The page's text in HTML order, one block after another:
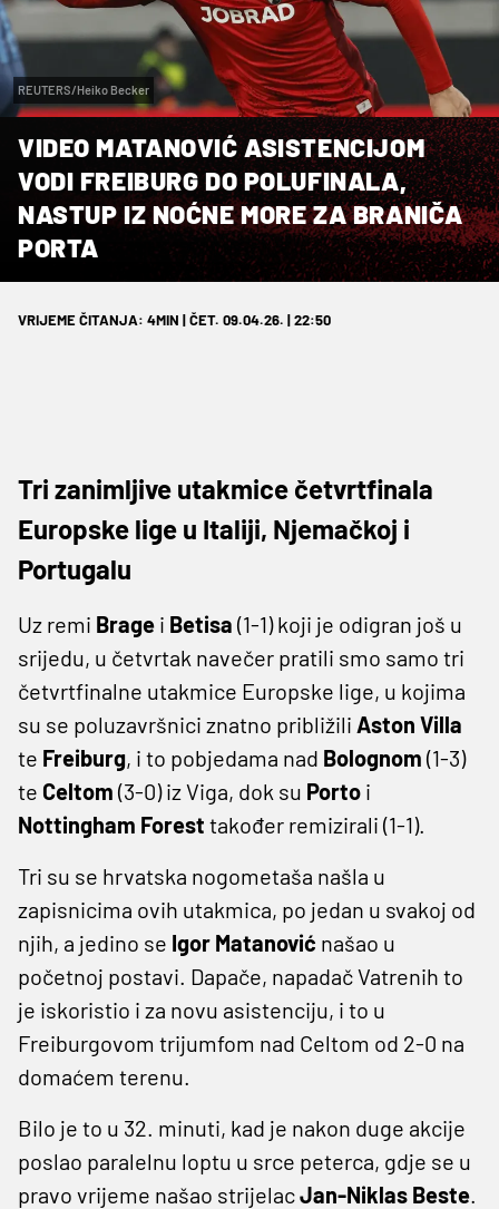
REUTERS/Heiko Becker
VIDEO MATANOVIĆ ASISTENCIJOM
VODI FREIBURG DO POLUFINALA,
NASTUP IZ NOĆNE MORE ZA BRANIČA
PORTA
VRIJEME ČITANJA: 4MIN | ČET. 09.04.26. | 22:50
Tri zanimljive utakmice četvrtfinala
Europske lige u Italiji, Njemačkoj i
Portugalu
Uz remi Brage i Betisa (1-1) koji je odigran još u
srijedu, u četvrtak navečer pratili smo samo tri
četvrtfinalne utakmice Europske lige, u kojima
su se poluzavršnici znatno približili Aston Villa
te Freiburg, i to pobjedama nad Bolognom (1-3)
te Celtom (3-0) iz Viga, dok su Porto i
Nottingham Forest također remizirali (1-1).
Tri su se hrvatska nogometaša našla u
zapisnicima ovih utakmica, po jedan u svakoj od
njih, a jedino se Igor Matanović našao u
početnoj postavi. Dapače, napadač Vatrenih to
je iskoristio i za novu asistenciju, i to u
Freiburgovom trijumfom nad Celtom od 2-0 na
domaćem terenu.
Bilo je to u 32. minuti, kad je nakon duge akcije
poslao paralelnu loptu u srce peterca, gdje se u
pravo vrijeme našao strijelacJan-Niklas Beste.